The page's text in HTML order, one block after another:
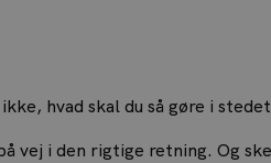
hvad skal du så gøre i
vej i den rigtige retning. Og